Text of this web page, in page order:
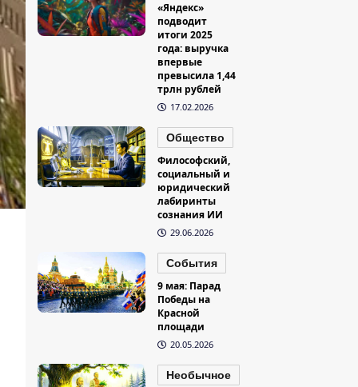
«Яндекс»
подводит
итоги 2025
года: выручка
впервые
превысила 1,44
трлн рублей
17.02.2026
Общество
Философский,
социальный и
юридический
лабиринты
сознания ИИ
29.06.2026
События
9 мая: Парад
Победы на
Красной
площади
20.05.2026
Необычное